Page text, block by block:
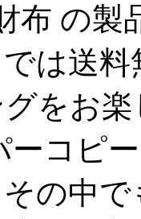
布 の
は送
をお
ーコピ
の中